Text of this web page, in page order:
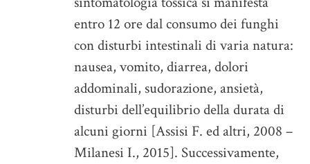
entro 12 ore dal consumo dei funghi
con disturbi intestinali di varia natura:
nausea, vomito, diarrea, dolori
addominali, sudorazione, ansietà,
disturbi dell’equilibrio della durata di
alcuni giorni [Assisi F. ed altri, 2008 –
Milanesi I., 2015]. Successivamente,